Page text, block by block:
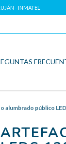
- INMATEL
alumbrado público